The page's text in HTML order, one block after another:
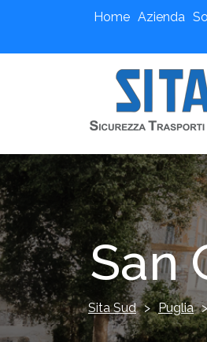
Home Azienda
San
Sita Sud > Puglia >